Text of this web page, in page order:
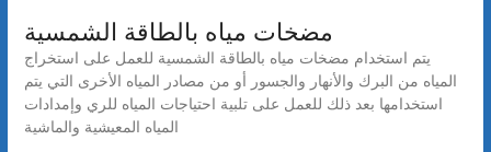
مضخات مياه بالطاقة الشمسية
يتم استخدام مضخات مياه بالطاقة الشمسية للعمل على استخراج
المياه من البرك والأنهار والجسور أو من مصادر المياه الأخرى التي يتم
استخدامها بعد ذلك للعمل على تلبية احتياجات المياه للري وإمدادات
المياه المعيشية والماشية